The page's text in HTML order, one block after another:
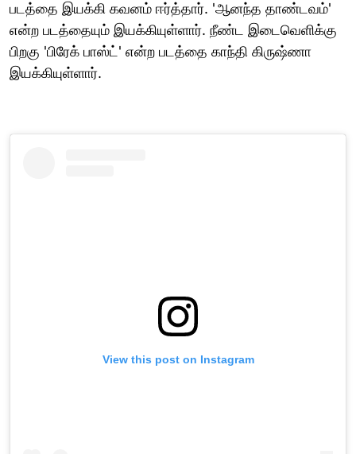
படத்தை இயக்கி கவனம் ஈர்த்தார். 'ஆனந்த தாண்டவம்'
என்ற படத்தையும் இயக்கியுள்ளார். நீண்ட இடைவெளிக்கு
பிறகு 'பிரேக் பாஸ்ட்' என்ற படத்தை காந்தி கிருஷ்ணா
இயக்கியுள்ளார்.
View this post on Instagram